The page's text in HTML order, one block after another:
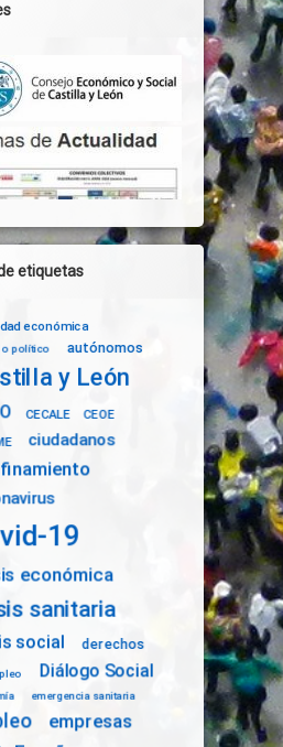
etiquetas
económica
político autónomos
y León
CECALE
CEOE
ciudadanos
19
económica
sanitaria
social derechos
Diálogo Social
emergencia sanitaria
empresas